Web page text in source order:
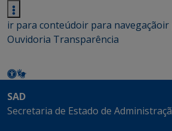
ir para conteúdoir para navegaçãoir
Ouvidoria Transparência
SAD
Secretaria de Estado de